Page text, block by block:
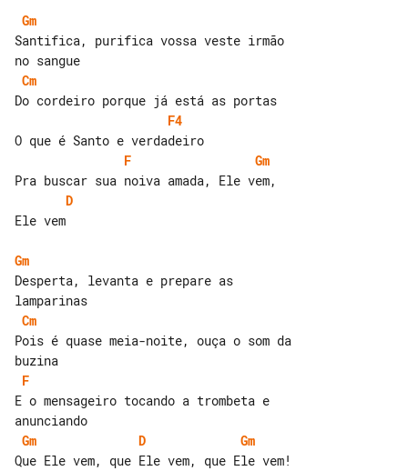
Gm
Santifica, purifica vossa veste irmão
Cm
F4
F
Gm
D
Ele vem
Gm
Desperta, levanta e prepare as
Cm
Pois é quase meia-noite, ouça o som da
F
E o mensageiro tocando a trombeta e
Gm
D
Gm
Que Ele vem, que Ele vem, que Ele vem!